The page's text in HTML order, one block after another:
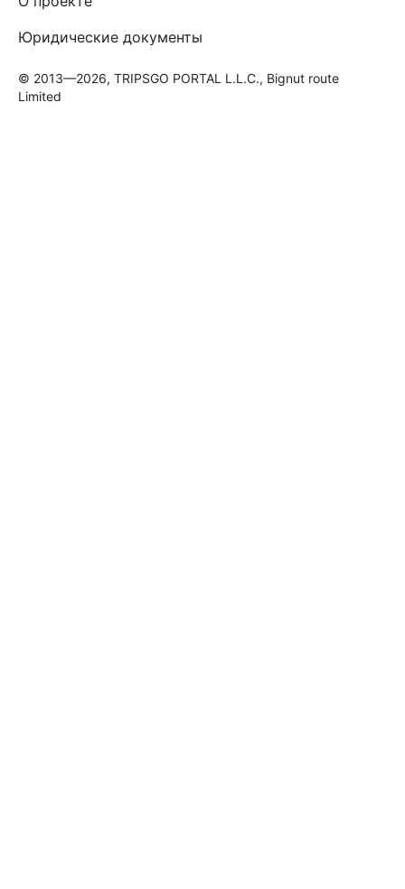
Юридические документы
© 2013—2026, TRIPSGO PORTAL L.L.C., Bignut route
Limited